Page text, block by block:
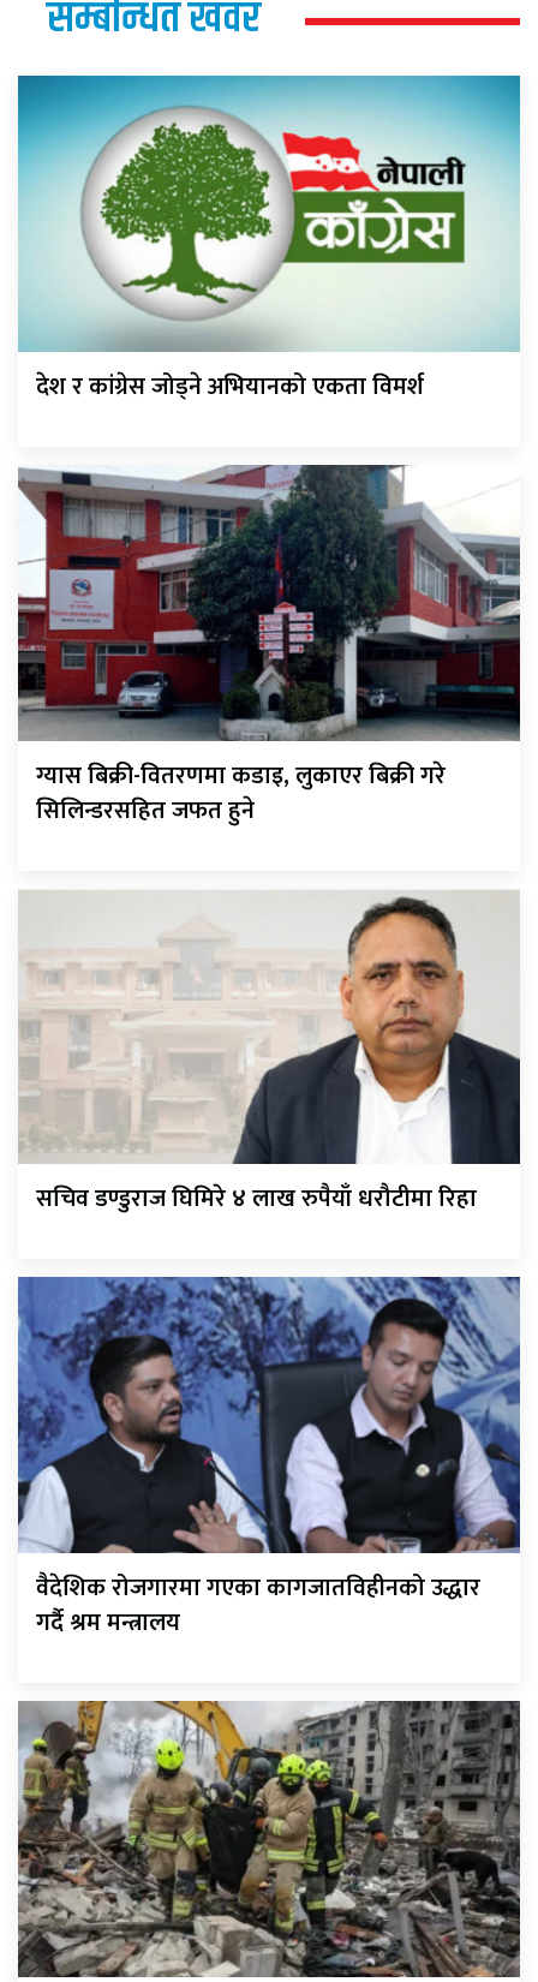
सम्बन्धित खवर
देश र कांग्रेस जोड्ने अभियानको एकता विमर्श
ग्यास बिक्री-वितरणमा कडाइ, लुकाएर बिक्री गरे
सिलिन्डरसहित जफत हुने
सचिव डण्डुराज घिमिरे ४ लाख रुपैयाँ धरौटीमा रिहा
वैदेशिक रोजगारमा गएका कागजातविहीनको उद्धार
गर्दै श्रम मन्त्रालय